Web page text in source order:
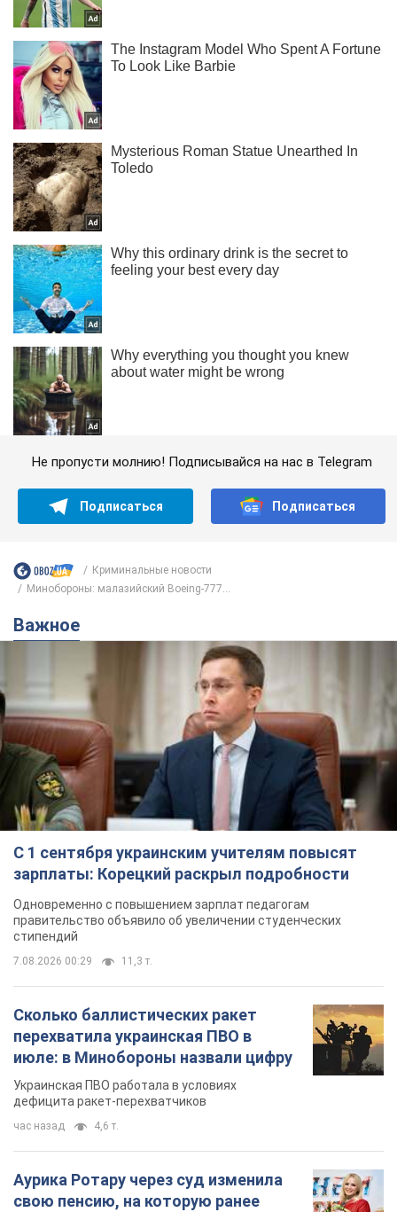
Не пропусти молнию! Подписывайся на нас в Telegram
Подписаться Подписаться
Криминальные новости
Минобороны: малазийский Boeing-777...
Важное
С 1 сентября украинским учителям повысят
зарплаты: Корецкий раскрыл подробности
Одновременно с повышением зарплат педагогам
правительство объявило об увеличении студенческих
стипендий
7.08.2026 00:29 11,3 т.
Сколько баллистических ракет
перехватила украинская ПВО в
июле: в Минобороны назвали цифру
Украинская ПВО работала в условиях
дефицита ракет-перехватчиков
час назад 4,6 т.
Аурика Ротару через суд изменила
свою пенсию, на которую ранее